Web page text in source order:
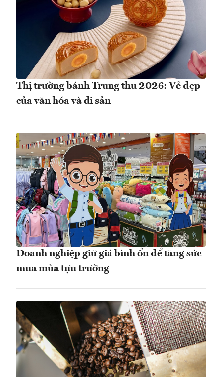
Thị trường bánh Trung thu 2026: Vẻ đẹp
của văn hóa và di sản
Doanh nghiệp giữ giá bình ổn để tăng sức
mua mùa tựu trường